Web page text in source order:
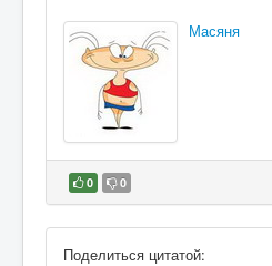
Масяня
0 0
В избранное
Поделиться цитатой: